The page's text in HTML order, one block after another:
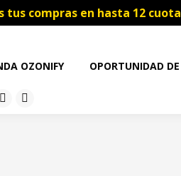
tus compras en hasta 12
OZONIFY OPORTUNIDAD